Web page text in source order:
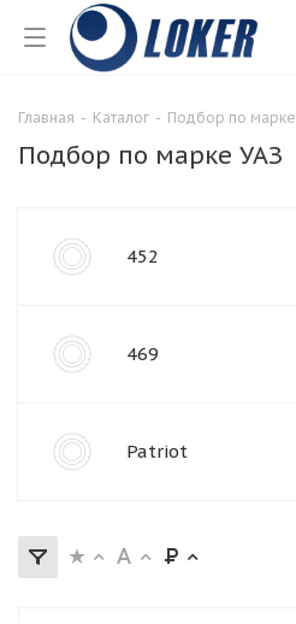
Главная - Каталог - Подбор по марке
Подбор по марке УАЗ
452
469
Patriot